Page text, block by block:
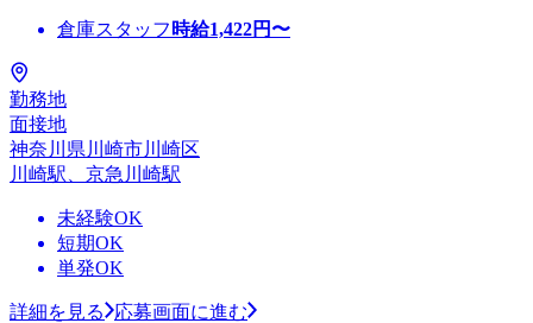
倉庫スタッフ 時給1,422円〜
勤務地
面接地
神奈川県川崎市川崎区
川崎駅、京急川崎駅
未経験OK
短期OK
単発OK
詳細を見る 応募画面に進む